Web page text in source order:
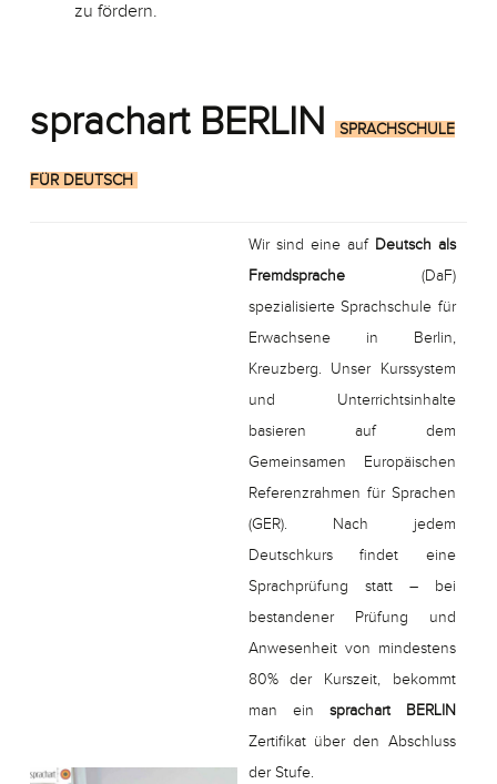
zu fördern.
sprachart BERLIN SPRACHSCHULE
FÜR DEUTSCH
Wir sind eine auf Deutsch als
Fremdsprache(DaF)
spezialisierte Sprachschule für
Erwachsene in Berlin,
Kreuzberg. Unser Kurssystem
und Unterrichtsinhalte
basieren auf dem
Gemeinsamen Europäischen
Referenzrahmen für Sprachen
(GER). Nach jedem
Deutschkurs findet eine
Sprachprüfung statt – bei
bestandener Prüfung und
Anwesenheit von mindestens
80% der Kurszeit, bekommt
man ein sprachart BERLIN
Zertifikat über den Abschluss
der Stufe.